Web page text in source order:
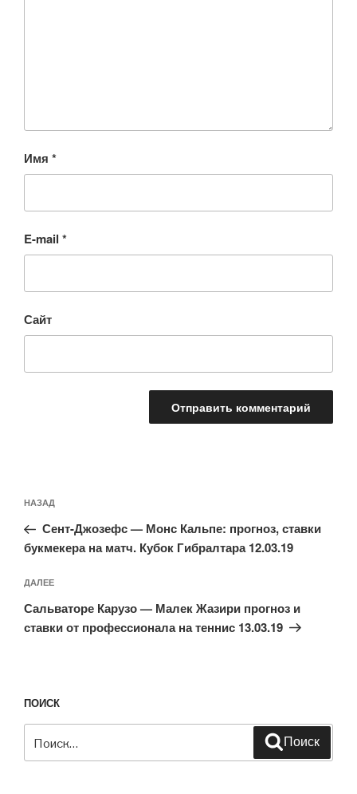
Имя *
E-mail *
Сайт
по
записям
Предыдущая
запись:
НАЗАД
Сент-Джозефс — Монс Кальпе: прогноз, ставки
букмекера на матч. Кубок Гибралтара 12.03.19
Следующая
запись
ДАЛЕЕ
Сальваторе Карузо — Малек Жазири прогноз и
ставки от профессионала на теннис 13.03.19
ПОИСК
Поиск